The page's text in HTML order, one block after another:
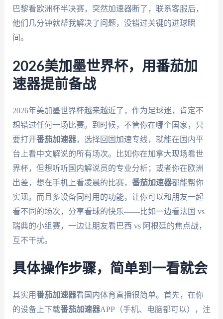
巴黎看欧洲杯半决赛，突然加速器断了，联系客服后，
他们几分钟就帮我解决了问题，没错过关键的进球瞬
间。
2026美加墨世界杯，用番茄加
速器提前备战
2026年美加墨世界杯越来越近了，作为足球迷，肯定不
想错过任何一场比赛。到时候，不管你在哪个国家，只
要打开番茄加速器，选择回国加速专线，就能在国内平
台上看中文解说的所有场次。比如你在加拿大现场看世
界杯，但想听听国内解说员的专业分析；或者你在欧洲
出差，想在手机上看凌晨的比赛， 番茄加速器都能帮你
实现。而且多设备同时用的功能，让你可以和朋友一起
看不同的场次，分享看球的快乐——比如一边看法国 vs
瑞典的小组赛，一边让朋友看巴西 vs 阿根廷的焦点战，
互不干扰。
具体操作步骤，简单到一看就会
其实用番茄加速器看国内体育直播很简单。首先，在你
的设备上下载番茄加速器APP（手机、电脑都可以），注